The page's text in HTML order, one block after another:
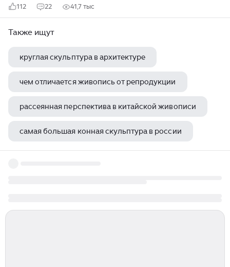
112 22 41,7 тыс
Также ищут
круглая скульптура в архитектуре
чем отличается живопись от репродукции
рассеянная перспектива в китайской живописи
самая большая конная скульптура в россии